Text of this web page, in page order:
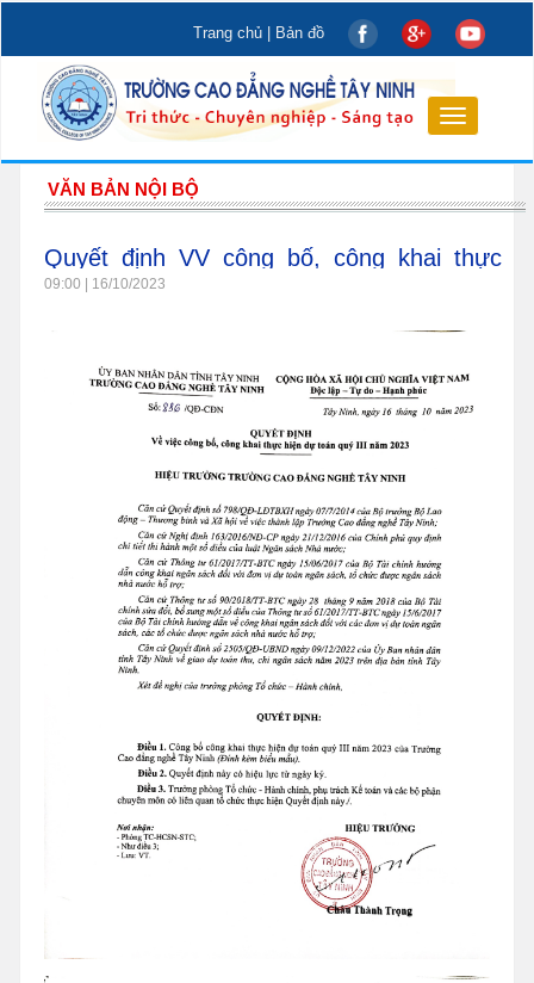
Trang chủ Bản đồ
Toggle
navigation
VĂN BẢN NỘI BỘ
Quyết định VV công bố, công khai thực
hiện dự toán Quý III năm 2023
09:00 | 16/10/2023